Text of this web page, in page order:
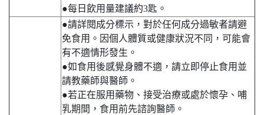
●每日飲用量建議約3匙。
●請詳閱成分標示，對於任何成分過敏者請避
免食用。因個人體質或健康狀況不同，可能會
有不適情形發生。
●如食用後感覺身體不適，請立即停止食用並
請教藥師與醫師。
●若正在服用藥物、接受治療或處於懷孕、哺
乳期間，食用前先諮詢醫師。